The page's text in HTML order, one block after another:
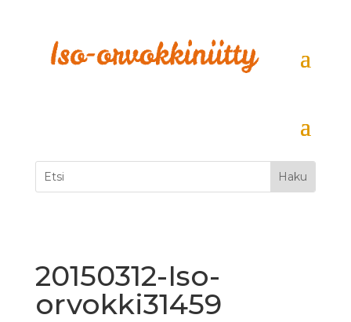
20150312-Iso-
orvokki31459